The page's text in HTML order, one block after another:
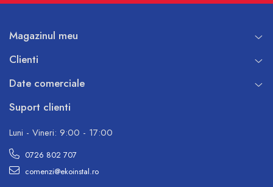
Magazinul meu
Clienti
Date comerciale
Suport clienti
Luni - Vineri: 9:00 - 17:00
0726 802 707
comenzi@ekoinstal.ro